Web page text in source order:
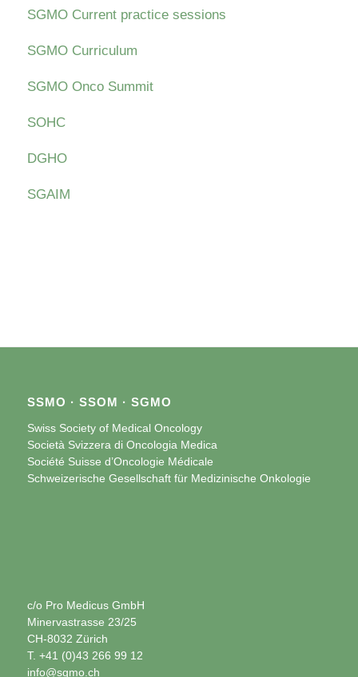
SGMO Current practice sessions
SGMO Curriculum
SGMO Onco Summit
SOHC
DGHO
SGAIM
SSMO · SSOM · SGMO
Swiss Society of Medical Oncology
Società Svizzera di Oncologia Medica
Société Suisse d’Oncologie Médicale
Schweizerische Gesellschaft für Medizinische Onkologie
c/o Pro Medicus GmbH
Minervastrasse 23/25
CH-8032 Zürich
T. +41 (0)43 266 99 12
info@sgmo.ch